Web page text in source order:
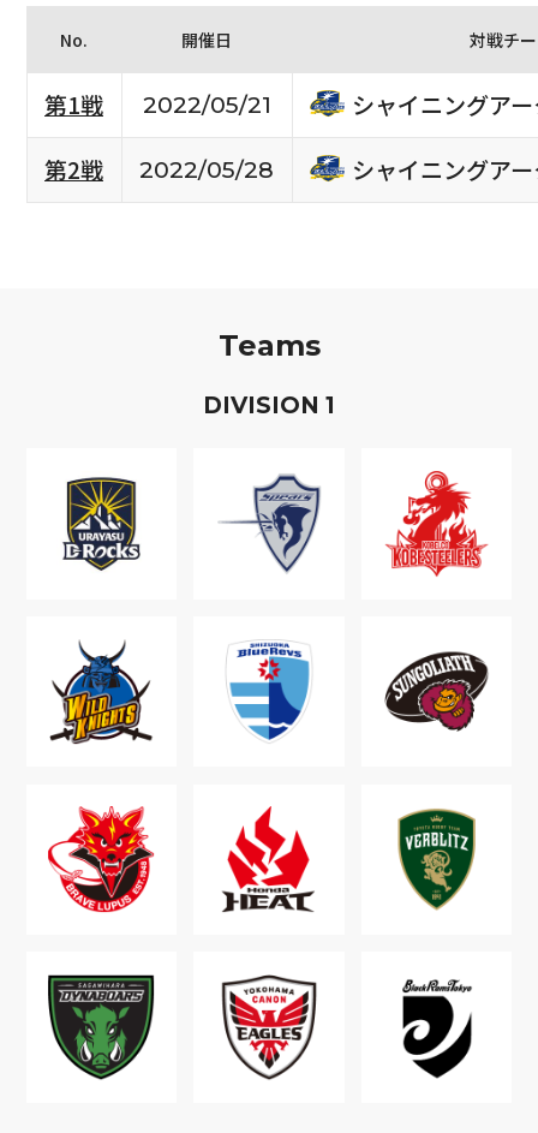
No. 開催日 対戦チ
第1戦 2022/05/21
シャイニングア
第2戦
2022/05/28 シャイニングア
Teams
DIVISION 1